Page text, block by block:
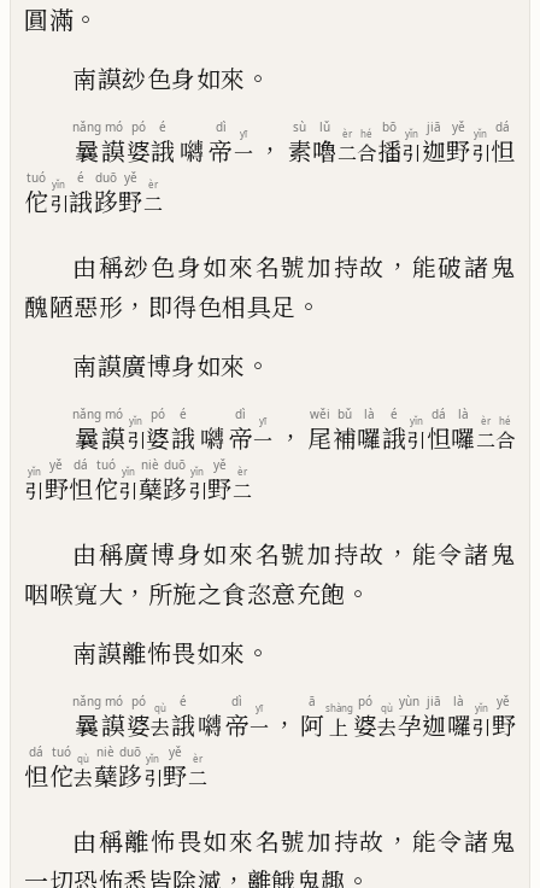
圓滿 。
南謨玅色身如來 。
曩
nǎng
謨
mó
婆
pó
誐
é
𭌯帝
dì
一
yī ， 素
sù
嚕
lǔ
二
èr
合
hé
播
bō
引
yǐn
迦
jiā
野
yě
引
yǐn
怛
dá
佗
tuó
引
yǐn
誐
é
跢
duō
野
yě
二
èr
由稱玅色身如來名號加持故 ， 能破諸鬼
醜陋惡形 ， 即得色相具足 。
南謨廣博身如來 。
曩
nǎng
謨
mó
引
yǐn
婆
pó
誐
é
𭌯帝
dì
一
yī ， 尾
wěi
補
bǔ
囉
là
誐
é
引
yǐn
怛
dá
囉
là
二
èr
合
hé
引
yǐn
野
yě
怛
dá
佗
tuó
引
yǐn
蘖
niè
跢
duō
引
yǐn
野
yě
二
èr
由稱廣博身如來名號加持故 ， 能令諸鬼
咽喉寬大 ， 所施之食恣意充飽 。
南謨離怖畏如來 。
曩
nǎng
謨
mó
婆
pó
去
qù
誐
é
𭌯帝
dì
一
yī ， 阿
ā
上
shàng
婆
pó
去
qù
孕
yùn
迦
jiā
囉
là
引
yǐn
野
yě
怛
dá
佗
tuó
去
qù
蘖
niè
跢
duō
引
yǐn
野
yě
二
èr
由稱離怖畏如來名號加持故 ， 能令諸鬼
一切恐怖悉皆除滅 ， 離餓鬼趣 。